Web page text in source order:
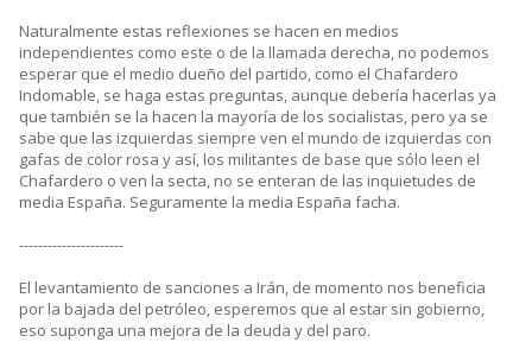
Naturalmente estas reflexiones se hacen en medios
independientes como este o de la llamada derecha, no podemos
esperar que el medio dueño del partido, como el Chafardero
Indomable, se haga estas preguntas, aunque debería hacerlas ya
que también se la hacen la mayoría de los socialistas, pero ya se
sabe que las izquierdas siempre ven el mundo de izquierdas con
gafas de color rosa y así, los militantes de base que sólo leen el
Chafardero o ven la secta, no se enteran de las inquietudes de
media España. Seguramente la media España facha.
----------------------
El levantamiento de sanciones a Irán, de momento nos beneficia
por la bajada del petróleo, esperemos que al estar sin gobierno,
eso suponga una mejora de la deuda y del paro.